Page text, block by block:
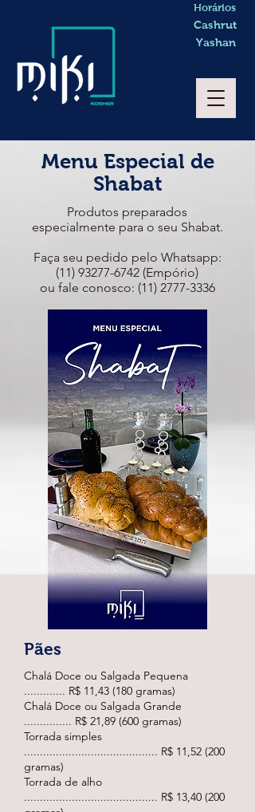
Cashrut
Yashan
Horários
Menu Especial de
Shabat
Produtos preparados
especialmente para o seu Shabat.
Faça seu pedido pelo Whatsapp:
(11) 93277-6742 (Empório)
ou fale conosco: (11) 2777-3336
Pães
Chalá Doce ou Salgada Pequena
............. R$ 11,43 (180 gramas)
Chalá Doce ou Salgada Grande
............... R$ 21,89 (600 gramas)
Torrada simples
.......................................... R$ 11,52 (200
gramas)
Torrada de alho
.......................................... R$ 13,40 (200